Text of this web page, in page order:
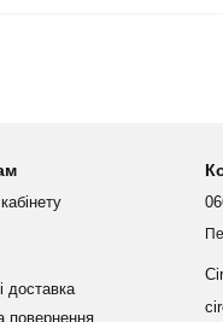
доставка
повернення